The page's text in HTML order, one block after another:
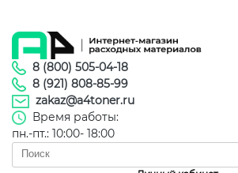
8 (800) 505-04-18
8 (921) 808-85-99
zakaz@a4toner.ru
Время работы:
пн.-пт.: 10:00- 18:00